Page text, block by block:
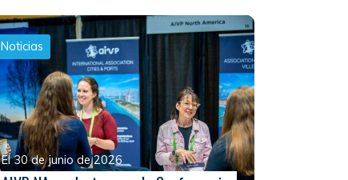
Noticias
El 30 de junio de 2026